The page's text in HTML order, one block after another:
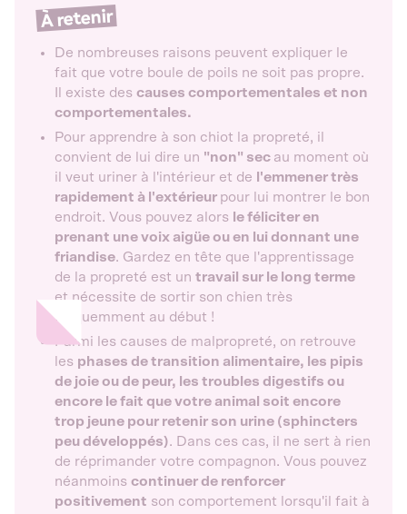
À retenir
De nombreuses raisons peuvent expliquer le
fait que votre boule de poils ne soit pas propre.
Il existe des causes comportementales et non
comportementales.
Pour apprendre à son chiot la propreté, il
convient de lui dire un "non" sec au moment où
il veut uriner à l'intérieur et de
l'emmener très
rapidement à l'extérieur pour lui montrer le bon
endroit. Vous pouvez alors le féliciter en
prenant une voix aigüe ou en lui donnant une
friandise. Gardez en tête que l'apprentissage
de la propreté est un travail sur le long terme
et nécessite de sortir son chien très
fréquemment au début !
Parmi les causes de malpropreté, on retrouve
les phases de transition alimentaire, les pipis
de joie ou de peur, les troubles digestifs ou
encore le fait que votre animal soit encore
trop jeune pour retenir son urine (sphincters
peu développés). Dans ces cas, il ne sert à rien
de réprimander votre compagnon. Vous pouvez
néanmoins continuer de renforcer
positivement son comportement lorsqu'il fait à